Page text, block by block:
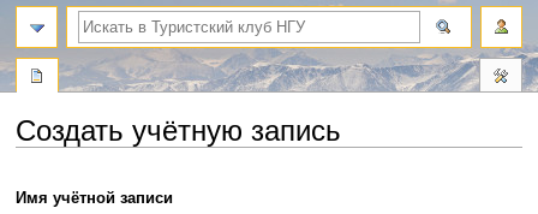
Создать учётную запись
к
кИмя учётной записи
поиск